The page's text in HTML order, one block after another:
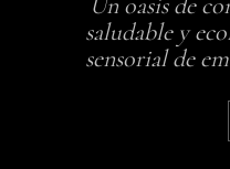
Un oasis de
saludable y
sensorial de